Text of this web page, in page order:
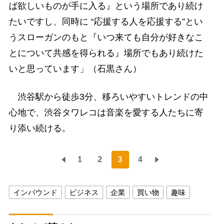
ば欲しいものが手に入る』という場所であり続け
たいですし、同時に “応援する人を応援する”とい
うスローガンのもと『いつ来ても自分が好きなこ
とについて共感を得られる』場所でもあり続けた
いと思っています」（石黒さん）
渋谷駅から徒歩3分、移ろいやすいトレンドの中
心地で、渋谷タワレコは音楽を愛する人たちに寄
り添い続ける。
1 2 3 4
インバウンド ビジネス 企業 買い物 趣味